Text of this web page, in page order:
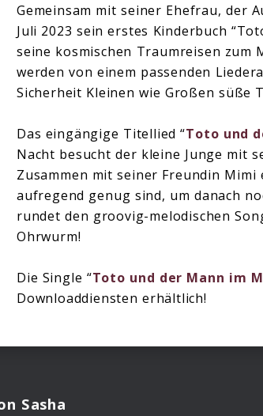
Gemeinsam mit seiner Ehefrau, der
Juli 2023 sein erstes Kinderbuch
seine kosmischen Traumreisen zum
werden von einem passenden
Sicherheit Kleinen wie Großen süße
Das eingängige Titellied “Toto und
Nacht besucht der kleine Junge mit
Zusammen mit seiner Freundin
aufregend genug sind, um danach
rundet den groovig-melodischen
Ohrwurm!
Die Single “Toto und der Mann im
Downloaddiensten erhältlich!
Sasha